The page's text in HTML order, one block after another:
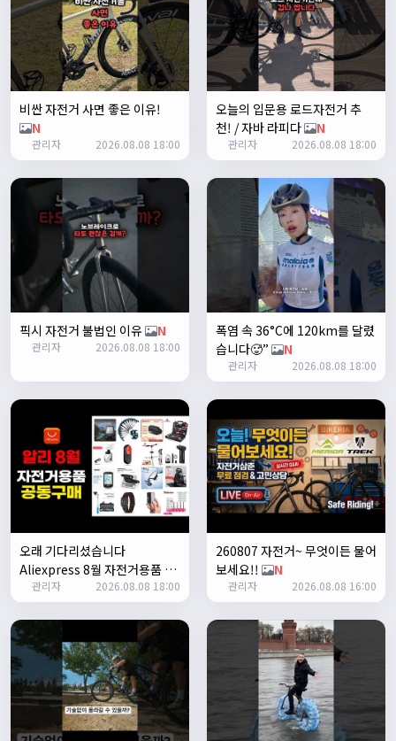
Leepi02:57:35
1
알루미06:16:14
뇽
1/23/2025
관리자09:12:09
사이트 가입자수가 100명이 넘었습니다 :)
관리자09:12:12
다들 좋은하루되세요~
열심히타자12:16:55
맛점하세요~
배과장12:48:20
반갑습니다 여러분 ^_^
배과장 12:48:33
명절에도 열심히 맛있는 음식먹고 로라 타셔야지요 ㅎㅎ
1/24/2025
13:35:29
안녕하세요
1/27/2025
루나워커20:37:55
좋네요. 이것저것 많이요
21:12:34
설연휴인데 날씨가..ㅠㅠ
1/28/2025
꼬유10:07:01
명절 행복하게 보내세요~ !!
1/29/2025
2chun09:38:46
명절 잘 보내세요~!
명신이12:33:45
명절 잘보내세요~
2/1/2025
비싼 자전거 사면 좋은 이유!
N
관리자 2026.08.08 18:00
오늘의 입문용 로드자전거 추
천! / 자바 라피다
N
관리자 2026.08.08 18:00
픽시 자전거 불법인 이유 N
관리자 2026.08.08 18:00
폭염 속 36°C에 120km를 달렸
습니다🥵”
N
관리자 2026.08.08 18:00
오래 기다리셨습니다
Aliexpress 8월 자전거용품 공
동구매 지금 시작합니다
N
관리자 2026.08.08 18:00
260807 자전거~ 무엇이든 물어
보세요!!
N
관리자 2026.08.08 16:00